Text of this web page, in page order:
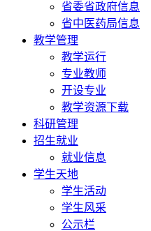
省委省政府信息
省中医药局信息
教学管理
教学运行
专业教师
开设专业
教学资源下载
科研管理
招生就业
就业信息
学生天地
学生活动
学生风采
公示栏